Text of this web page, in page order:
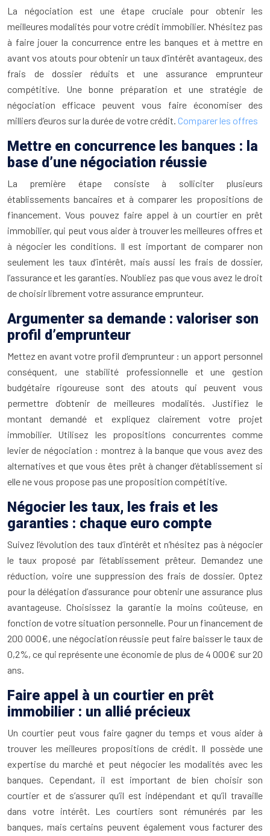
La négociation est une étape cruciale pour obtenir les
meilleures modalités pour votre crédit immobilier. N’hésitez pas
à faire jouer la concurrence entre les banques et à mettre en
avant vos atouts pour obtenir un taux d’intérêt avantageux, des
frais de dossier réduits et une assurance emprunteur
compétitive. Une bonne préparation et une stratégie de
négociation efficace peuvent vous faire économiser des
milliers d’euros sur la durée de votre crédit. Comparer les offres
Mettre en concurrence les banques : la
base d’une négociation réussie
La première étape consiste à solliciter plusieurs
établissements bancaires et à comparer les propositions de
financement. Vous pouvez faire appel à un courtier en prêt
immobilier, qui peut vous aider à trouver les meilleures offres et
à négocier les conditions. Il est important de comparer non
seulement les taux d’intérêt, mais aussi les frais de dossier,
l’assurance et les garanties. N’oubliez pas que vous avez le droit
de choisir librement votre assurance emprunteur.
Argumenter sa demande : valoriser son
profil d’emprunteur
Mettez en avant votre profil d’emprunteur : un apport personnel
conséquent, une stabilité professionnelle et une gestion
budgétaire rigoureuse sont des atouts qui peuvent vous
permettre d’obtenir de meilleures modalités. Justifiez le
montant demandé et expliquez clairement votre projet
immobilier. Utilisez les propositions concurrentes comme
levier de négociation : montrez à la banque que vous avez des
alternatives et que vous êtes prêt à changer d’établissement si
elle ne vous propose pas une proposition compétitive.
Négocier les taux, les frais et les
garanties : chaque euro compte
Suivez l’évolution des taux d’intérêt et n’hésitez pas à négocier
le taux proposé par l’établissement prêteur. Demandez une
réduction, voire une suppression des frais de dossier. Optez
pour la délégation d’assurance pour obtenir une assurance plus
avantageuse. Choisissez la garantie la moins coûteuse, en
fonction de votre situation personnelle. Pour un financement de
200 000€, une négociation réussie peut faire baisser le taux de
0,2%, ce qui représente une économie de plus de 4 000€ sur 20
ans.
Faire appel à un courtier en prêt
immobilier : un allié précieux
Un courtier peut vous faire gagner du temps et vous aider à
trouver les meilleures propositions de crédit. Il possède une
expertise du marché et peut négocier les modalités avec les
banques. Cependant, il est important de bien choisir son
courtier et de s’assurer qu’il est indépendant et qu’il travaille
dans votre intérêt. Les courtiers sont rémunérés par les
banques, mais certains peuvent également vous facturer des